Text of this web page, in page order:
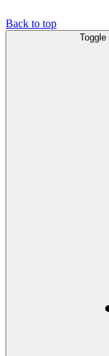
Back to top